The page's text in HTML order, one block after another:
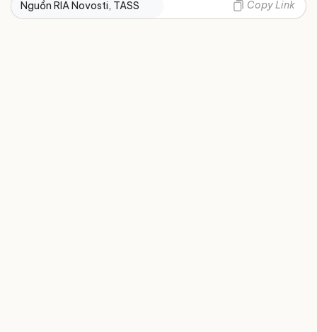
Nguồn RIA Novosti, TASS Copy Link